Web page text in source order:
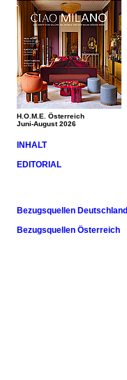
H.O.M.E. Österreich
Juni-August 2026
INHALT
EDITORIAL
Bezugsquellen Deutschland
Bezugsquellen Österreich